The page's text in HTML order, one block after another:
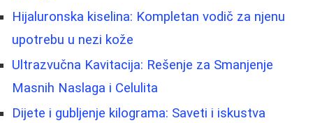
Hijaluronska kiselina: Kompletan vodič za njenu
upotrebu u nezi kože
Ultrazvučna Kavitacija: Rešenje za Smanjenje
Masnih Naslaga i Celulita
Dijete i gubljenje kilograma: Saveti i iskustva